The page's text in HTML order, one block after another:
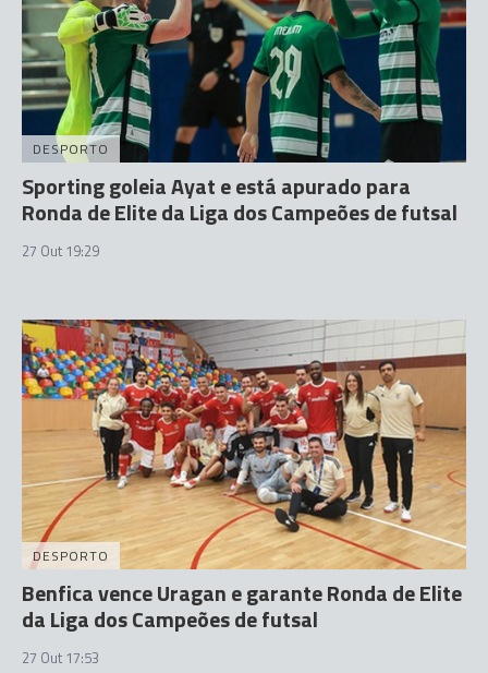
DESPORTO
Sporting goleia Ayat e está apurado para
Ronda de Elite da Liga dos Campeões de futsal
27 Out 19:29
DESPORTO
Benfica vence Uragan e garante Ronda de Elite
da Liga dos Campeões de futsal
27 Out 17:53